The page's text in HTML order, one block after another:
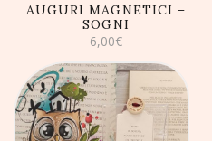
AUGURI MAGNETICI –
SOGNI
6,00€